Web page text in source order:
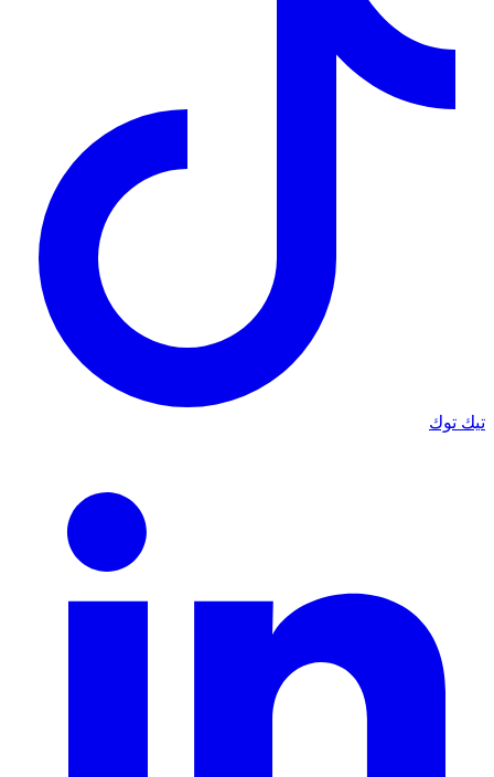
تيك توك